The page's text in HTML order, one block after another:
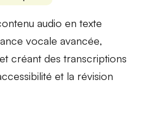
audio en texte
vocale avancée,
créant des transcriptions
et la révision